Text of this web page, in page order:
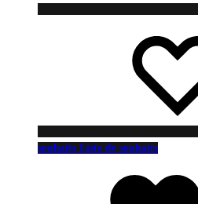
souhaits Liste de souhaits